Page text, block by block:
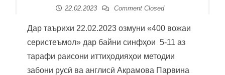
22.02.2023 Comment Closed
Дар таърихи 22.02.2023 озмуни «400 вожаи
серистеъмол» дар байни синфҳои 5-11 аз
тарафи раисони иттиҳодияҳои методии
забони русӣ ва англисӣ Акрамова Парвина